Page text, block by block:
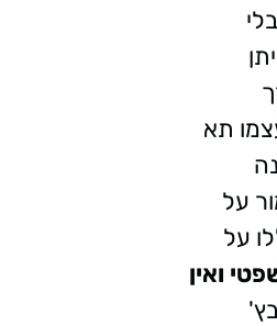
תא
על
על
ואין